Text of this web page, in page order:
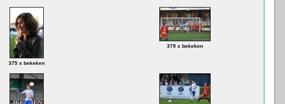
375 x bekeken
379 x bekeken